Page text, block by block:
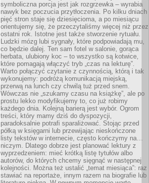
symboliczna porcja jest jak rozgrzewka – wyrabia
nawyk bez poczucia przytłoczenia. Po kilku dniach
pięć stron staje się dziesięcioma, a po miesiącu
orientujemy się, że przeczytaliśmy więcej niż przez
ostatni rok. Istotne jest także stworzenie rytuału.
Ludzki mózg lubi sygnały, które podpowiadają mu,
co będzie dalej. Ten sam fotel w salonie, gorąca
herbata, ulubiony koc – to wszystko są kotwice,
które pomagają włączyć tryb „czas na lekturę”.
Warto połączyć czytanie z czynnością, którą i tak
wykonujemy: podróżą komunikacją miejską,
przerwą na lunch czy chwilą tuż przed snem.
Wówczas nie „szukamy czasu na książkę”, ale po
prostu lekko modyfikujemy to, co już robimy
każdego dnia. Kolejną barierą jest wybór. Ogrom
treści, który mamy dziś do dyspozycji,
paradoksalnie potrafi sparaliżować. Stojąc przed
półką w księgarni lub przewijając nieskończone
listy tekstów w internecie, często kończymy na…
niczym. Dlatego dobrze jest planować lektury z
wyprzedzeniem: mieć krótką listę tytułów albo
autorów, do których chcemy sięgnąć w następnej
kolejności. Można też ustalić „temat miesiąca”: raz
stawiać na reportaże, innym razem na biografie lub